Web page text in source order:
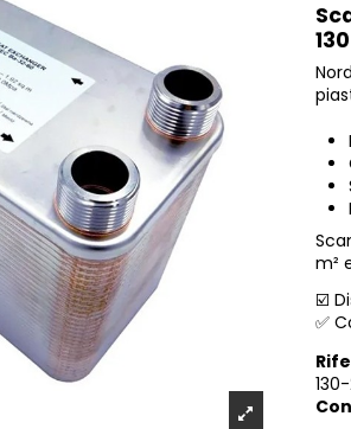
130
m²
☑️
✅